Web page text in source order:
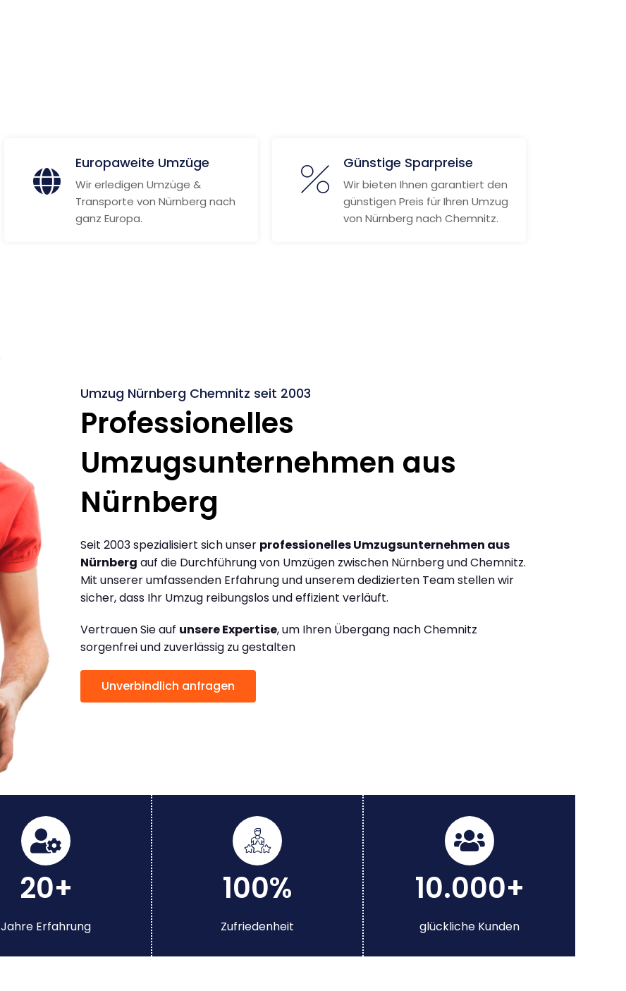
Europaweite Umzüge
Wir erledigen Umzüge &
Transporte von Nürnberg nach
ganz Europa.
Günstige Sparpreise
Wir bieten Ihnen garantiert den
günstigen Preis für Ihren Umzug
von Nürnberg nach Chemnitz.
Umzug Nürnberg Chemnitz seit 2003
Professionelles
Umzugsunternehmen aus
Nürnberg
Seit 2003 spezialisiert sich unser professionelles Umzugsunternehmen aus
Nürnberg auf die Durchführung von Umzügen zwischen Nürnberg und Chemnitz.
Mit unserer umfassenden Erfahrung und unserem dedizierten Team stellen wir
sicher, dass Ihr Umzug reibungslos und effizient verläuft.
Vertrauen Sie auf unsere Expertise, um Ihren Übergang nach Chemnitz
sorgenfrei und zuverlässig zu gestalten
Unverbindlich anfragen
20+
Jahre Erfahrung
100%
Zufriedenheit
10.000+
glückliche Kunden